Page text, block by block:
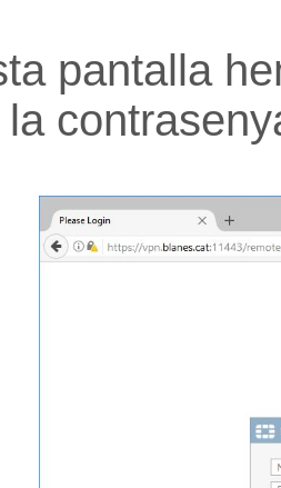
pantalla